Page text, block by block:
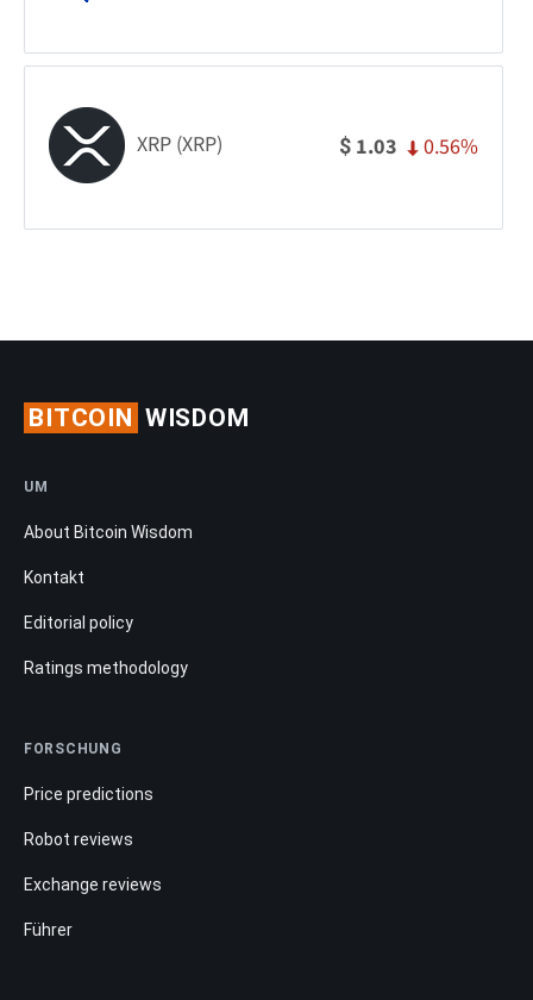
XRP (XRP) $ 1.03 0.56%
BITCOIN WISDOM
UM
About Bitcoin Wisdom
Kontakt
Editorial policy
Ratings methodology
FORSCHUNG
Price predictions
Robot reviews
Exchange reviews
Führer